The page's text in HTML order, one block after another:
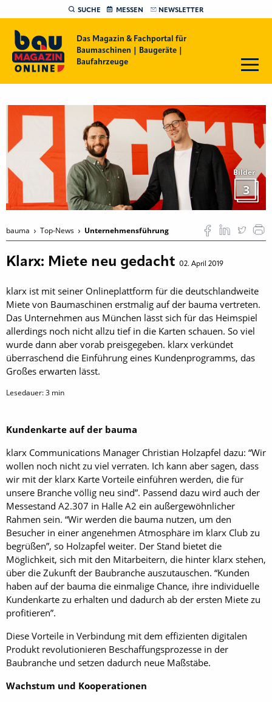
SUCHE MESSEN NEWSLETTER
Das Magazin & Fachportal für
Baumaschinen | Baugeräte |
Baufahrzeuge
Bilder
3
bauma Top-News Unternehmensführung
Klarx: Miete neu gedacht 02. April 2019
klarx ist mit seiner Onlineplattform für die deutschlandweite
Miete von Baumaschinen erstmalig auf der bauma vertreten.
Das Unternehmen aus München lässt sich für das Heimspiel
allerdings noch nicht allzu tief in die Karten schauen. So viel
wurde dann aber vorab preisgegeben. klarx verkündet
überraschend die Einführung eines Kundenprogramms, das
Großes erwarten lässt.
Lesedauer:3 min
Kundenkarte auf der bauma
klarx Communications Manager Christian Holzapfel dazu: “Wir
wollen noch nicht zu viel verraten. Ich kann aber sagen, dass
wir mit der klarx Karte Vorteile einführen werden, die für
unsere Branche völlig neu sind”. Passend dazu wird auch der
Messestand A2.307 in Halle A2 ein außergewöhnlicher
Rahmen sein. “Wir werden die bauma nutzen, um den
Besucher in einer angenehmen Atmosphäre im klarx Club zu
begrüßen”, so Holzapfel weiter. Der Stand bietet die
Möglichkeit, sich mit den Mitarbeitern, die hinter klarx stehen,
über die Zukunft der Baubranche auszutauschen. “Kunden
haben auf der bauma die einmalige Chance, ihre individuelle
Kundenkarte zu erhalten und dadurch ab der ersten Miete zu
profitieren”.
Diese Vorteile in Verbindung mit dem effizienten digitalen
Produkt revolutionieren Beschaffungsprozesse in der
Baubranche und setzen dadurch neue Maßstäbe.
Wachstum und Kooperationen